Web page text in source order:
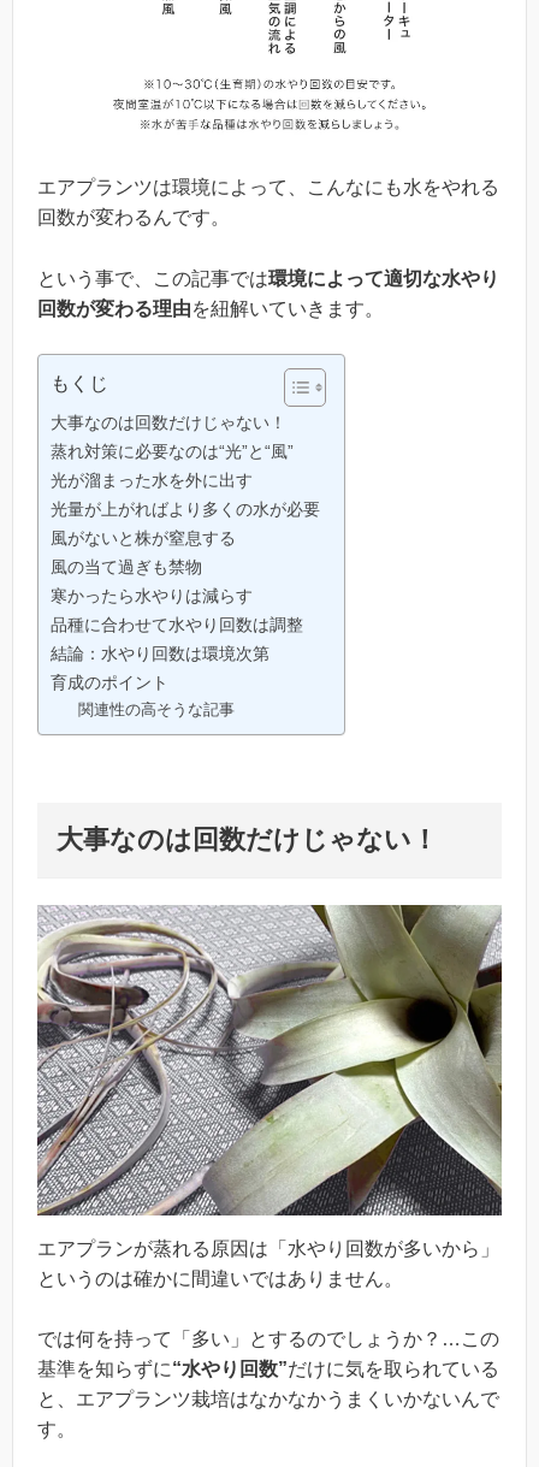
エアプランツは環境によって、こんなにも水をやれる
回数が変わるんです。
という事で、この記事では環境によって適切な水やり
回数が変わる理由を紐解いていきます。
もくじ
大事なのは回数だけじゃない！
蒸れ対策に必要なのは“光”と“風”
光が溜まった水を外に出す
光量が上がればより多くの水が必要
風がないと株が窒息する
風の当て過ぎも禁物
寒かったら水やりは減らす
品種に合わせて水やり回数は調整
結論：水やり回数は環境次第
育成のポイント
関連性の高そうな記事
大事なのは回数だけじゃない！
エアプランが蒸れる原因は「水やり回数が多いから」
というのは確かに間違いではありません。
では何を持って「多い」とするのでしょうか？…この
基準を知らずに“水やり回数”だけに気を取られている
と、エアプランツ栽培はなかなかうまくいかないんで
す。